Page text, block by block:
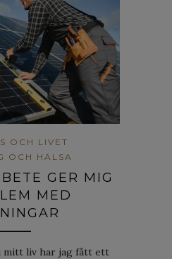
OCH LIVET
OCH HÄLSA
GER MIG
MED
mitt liv har jag fått ett